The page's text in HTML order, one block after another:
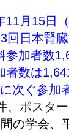
月15日
回日本腎
参加者数
者数は
次ぐ参加
、ポスタ
の学会、